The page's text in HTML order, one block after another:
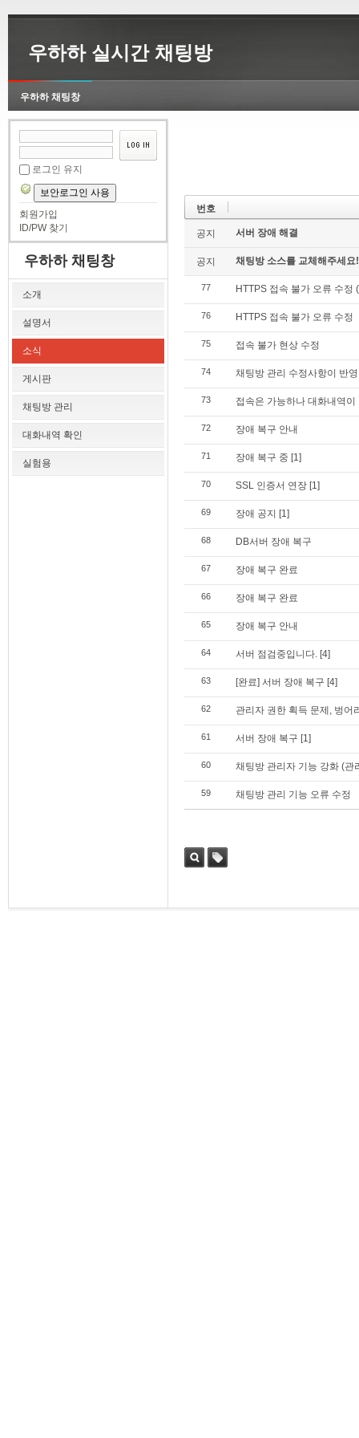
우하하 실시간 채팅방
우하하 채팅창
로그인 유지
보안로그인 사용
회원가입
ID/PW 찾기
우하하 채팅창
소개
설명서
소식
게시판
채팅방 관리
대화내역 확인
실험용
번호
공지 서버 장애 해결
공지 채팅방 소스를 교체해주세요!
77 HTTPS 접속 불가 오류 수정
76 HTTPS 접속 불가 오류 수정
75 접속 불가 현상 수정
74 채팅방 관리 수정사항이 반
73 접속은 가능하나 대화내역
72 장애 복구 안내
71 장애 복구 중 [1]
70 SSL 인증서 연장 [1]
69 장애 공지 [1]
68 DB서버 장애 복구
67 장애 복구 완료
66 장애 복구 완료
65 장애 복구 안내
64 서버 점검중입니다. [4]
63 [완료] 서버 장애 복구 [4]
62 관리자 권한 획득 문제, 벙어
61 서버 장애 복구 [1]
60 채팅방 관리자 기능 강화 (관
59 채팅방 관리 기능 오류 수정